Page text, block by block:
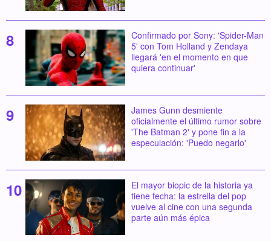
Confirmado por Sony: 'Spider-Man
5' con Tom Holland y Zendaya
llegará 'en el momento en que
quiera continuar'
James Gunn desmiente
oficialmente el último rumor sobre
'The Batman 2' y pone fin a la
especulación: 'Puedo negarlo'
El mayor biopic de la historia ya
tiene fecha: la estrella del pop
vuelve al cine con una segunda
parte aún más épica